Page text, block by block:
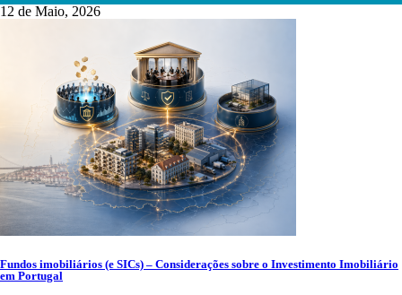
12 de Maio, 2026
Fundos imobiliários (e SICs) – Considerações sobre o Investimento Imobiliário
em Portugal